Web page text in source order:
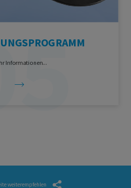
Informationen...
weiterempfehlen